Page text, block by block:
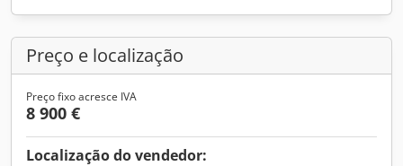
Preço e localização
Preço fixo acresce IVA
8 900 €
Localização do vendedor: